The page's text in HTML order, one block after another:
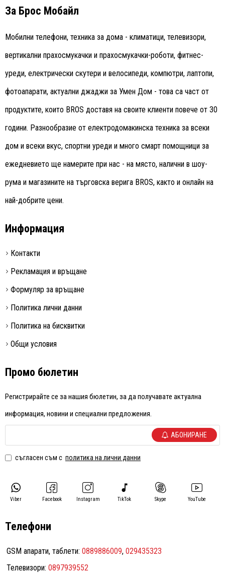
За Брос Мобайл
Мобилни телефони, техника за дома - климатици, телевизори,
вертикални прахосмукачки и прахосмукачки-роботи, фитнес-
уреди, електрически скутери и велосипеди, компютри, лаптопи,
фотоапарати, актуални джаджи за Умен Дом - това са част от
продуктите, които BROS доставя на своите клиенти повече от 30
години. Разнообразие от електродомакинска техника за всеки
дом и всеки вкус, спортни уреди и много смарт помощници за
ежедневието ще намерите при нас - на място, налични в шоу-
рума и магазините на търговска верига BROS, както и онлайн на
най-добрите цени.
Информация
Контакти
Рекламация и връщане
Формуляр за връщане
Политика лични данни
Политика на бисквитки
Общи условия
Промо бюлетин
Регистрирайте се за нашия бюлетин, за да получавате актуална
информация, новини и специални предложения.
АБОНИРАНЕ
съгласен съм с политика на лични данни
Viber Facebook Instagram TikTok Skype YouTube
Телефони
GSM апарати, таблети: 0889886009, 029435323
Телевизори: 0897939552